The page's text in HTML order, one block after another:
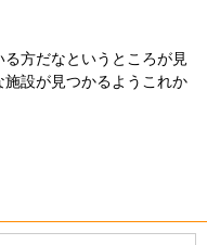
方だなというところが見
設が見つかるようこれか